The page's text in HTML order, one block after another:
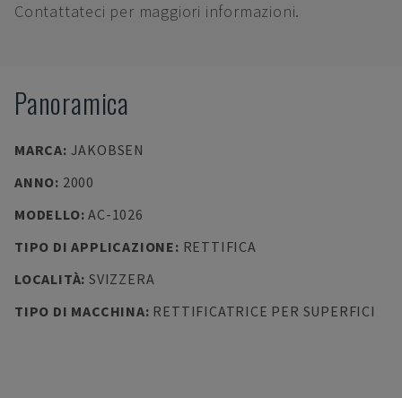
Contattateci per maggiori informazioni.
Panoramica
MARCA: JAKOBSEN
ANNO: 2000
MODELLO:AC-1026
TIPO DI APPLICAZIONE: RETTIFICA
LOCALITÀ: SVIZZERA
TIPO DI MACCHINA: RETTIFICATRICE PER SUPERFICI